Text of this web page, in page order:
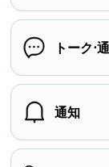
トーク⋅
通知